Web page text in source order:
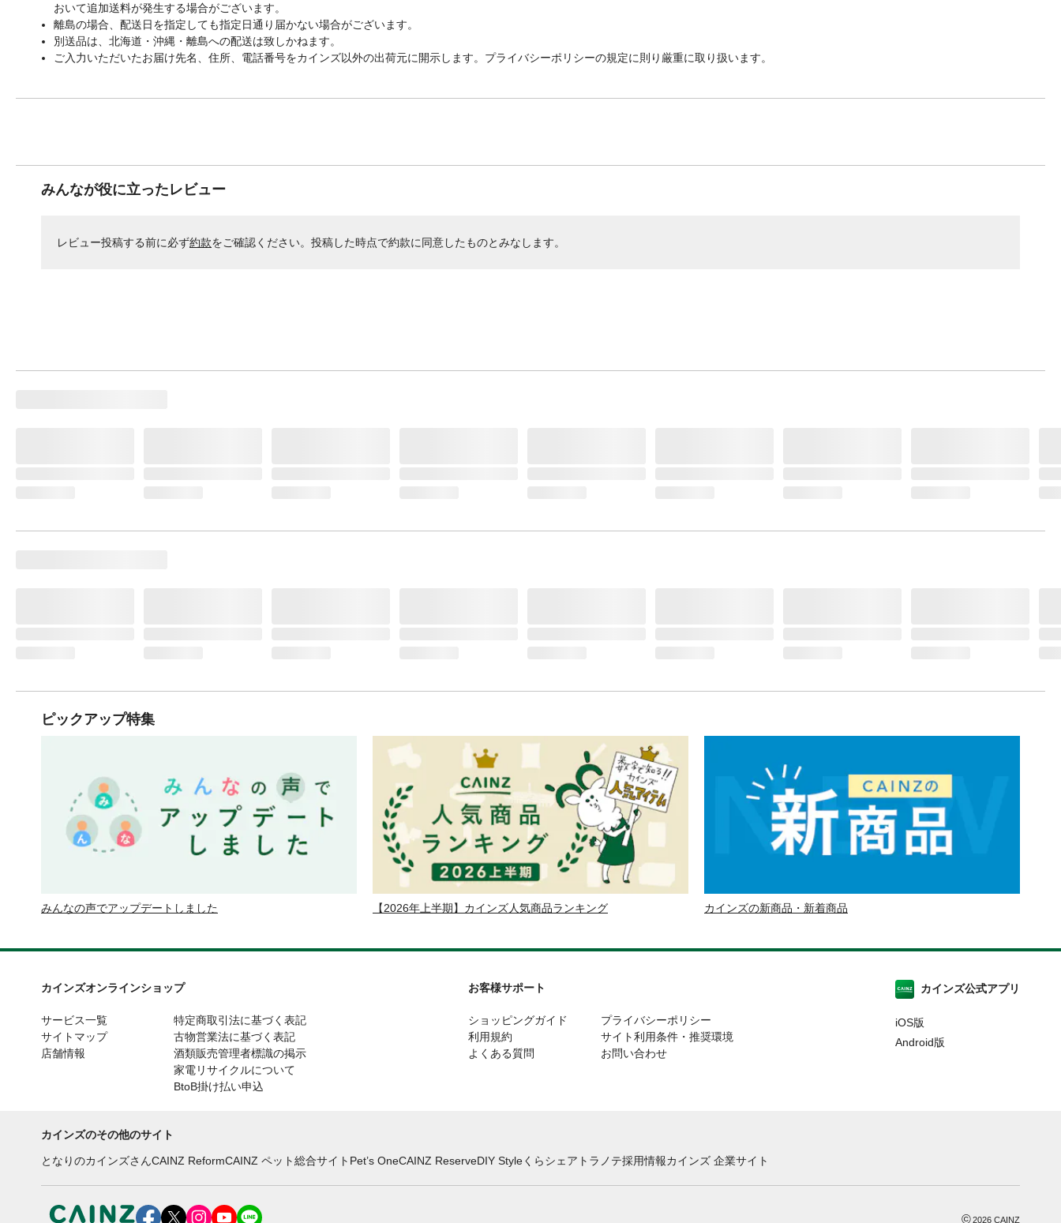
おいて追加送料が発生する場合がございます。
離島の場合、配送日を指定しても指定日通り届かない場合がございます。
別送品は、北海道・沖縄・離島への配送は致しかねます。
ご入力いただいたお届け先名、住所、電話番号をカインズ以外の出荷元に開示します。プライバシーポリシーの規定に則り厳重に取り扱います。
みんなが役に立ったレビュー
レビュー投稿する前に必ず約款をご確認ください。投稿した時点で約款に同意したものとみなします。
ピックアップ特集
みんなの声でアップデートしました 【2026年上半期】カインズ人気商品ランキング カインズの新商品・新着商品
カインズオンラインショップ
サービス一覧
サイトマップ
店舗情報
特定商取引法に基づく表記
古物営業法に基づく表記
酒類販売管理者標識の掲示
家電リサイクルについて
BtoB掛け払い申込
お客様サポート
ショッピングガイド
利用規約
よくある質問
プライバシーポリシー
サイト利用条件・推奨環境
お問い合わせ
カインズ公式アプリ
iOS版
Android版
カインズのその他のサイト
となりのカインズさんCAINZ ReformCAINZ ペット総合サイト Pet’s OneCAINZ ReserveDIY Styleくらシェア トラノテ採用情報カインズ 企業サイト
©2026 CAINZ